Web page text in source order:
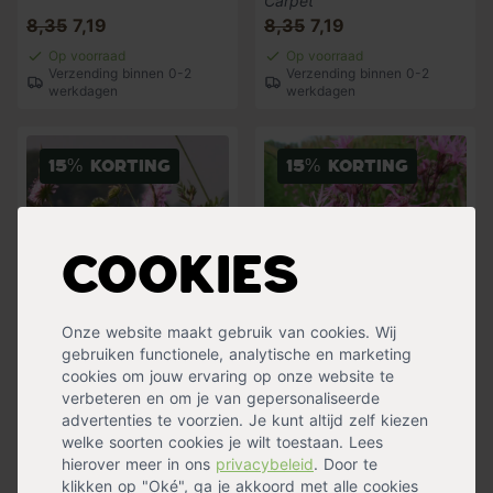
Cookies
Onze website maakt gebruik van cookies. Wij
gebruiken functionele, analytische en marketing
cookies om jouw ervaring op onze website te
verbeteren en om je van gepersonaliseerde
advertenties te voorzien. Je kunt altijd zelf kiezen
welke soorten cookies je wilt toestaan. Lees
hierover meer in ons privacybeleid. Door te
klikken op "Oké", ga je akkoord met alle cookies
8,35 7,19
Op voorraad
Verzending binnen 0-2
werkdagen
8,35 7,19
Op voorraad
Verzending binnen 0-2
werkdagen
15% korting
Beemdkroon
Knautia arvensis
8,35 7,19
Op voorraad
Verzending binnen 0-2
werkdagen
15% korting
Echte koekoeksbloem
Lychnis flos-cuculi
8,15 6,99
Op voorraad
Verzending binnen 0-2
werkdagen